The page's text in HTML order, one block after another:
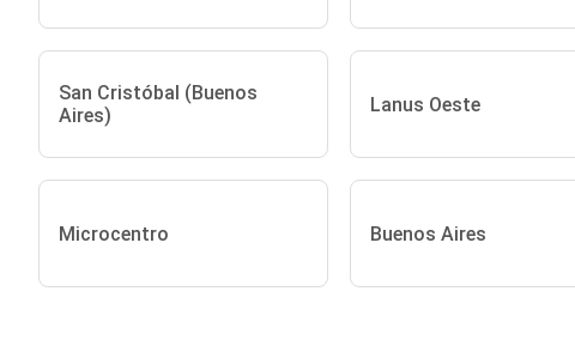
San Cristóbal (Buenos
Aires)
Lanus Oeste
Microcentro Buenos Aires